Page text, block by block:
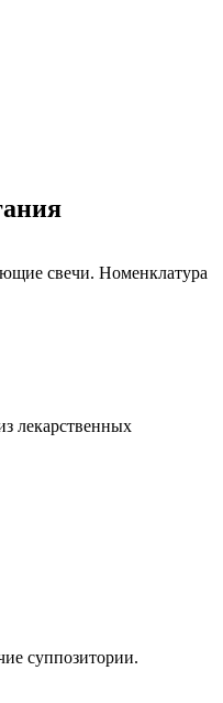
свечи. Номенклатура
лекарственных
суппозитории.